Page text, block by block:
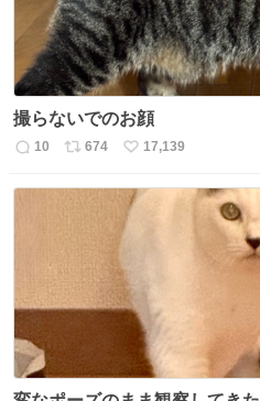
撮らないでのお顔
返
10
リ
ス
数
674
い
ね
数
17,139